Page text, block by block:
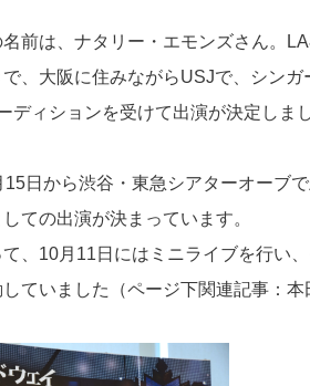
前は、ナタリー・エモンズさん。LA
で、大阪に住みながらUSJで、シン
ディションを受けて出演が決定しまし
15日から渋谷・東急シアターオーブ
ての出演が決まっています。
、10月11日にはミニライブを行い
していました（ページ下関連記事：